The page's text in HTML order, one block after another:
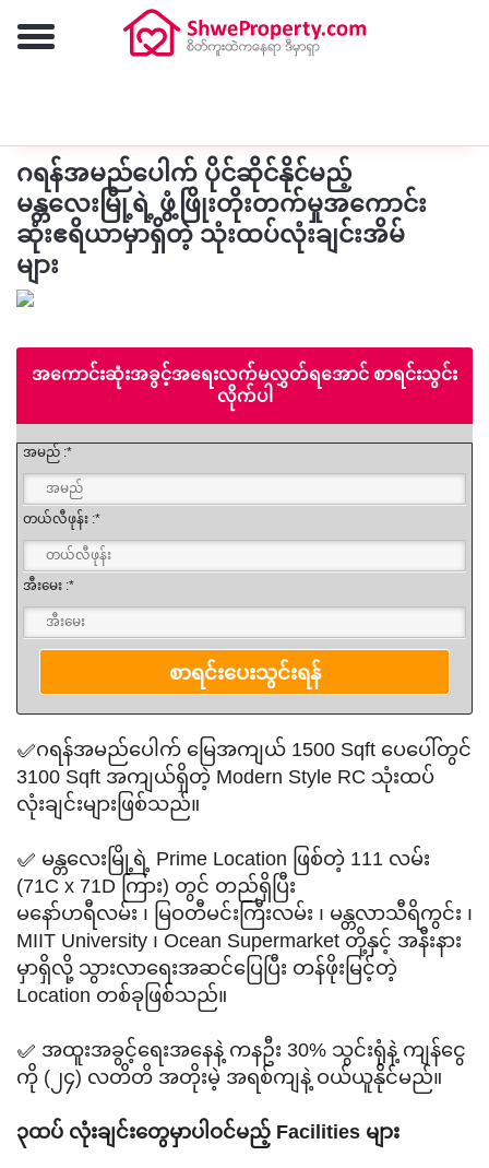
ဂရန်အမည်ပေါက် ပိုင်ဆိုင်နိုင်မည့်
မန္တလေးမြို့ရဲ့ ဖွံ့ဖြိုးတိုးတက်မှုအကောင်း
ဆုံးဧရိယာမှာရှိတဲ့ သုံးထပ်လုံးချင်းအိမ်
များ
အကောင်းဆုံးအခွင့်အရေးလက်မလွှတ်ရအောင် စာရင်းသွင်း
လိုက်ပါ
အမည် :*
တယ်လီဖုန်း :*
အီးမေး :*
✅ဂရန်အမည်ပေါက် မြေအကျယ် 1500 Sqft ပေပေါ်တွင်
3100 Sqft အကျယ်ရှိတဲ့ Modern Style RC သုံးထပ်
လုံးချင်းများဖြစ်သည်။
✅ မန္တလေးမြို့ရဲ့ Prime Location ဖြစ်တဲ့ 111 လမ်း
(71C x 71D ကြား) တွင် တည်ရှိပြီး
မနော်ဟရီလမ်း ၊ မြဝတီမင်းကြီးလမ်း ၊ မန္တလာသီရိကွင်း ၊
MIIT University ၊ Ocean Supermarket တို့နှင့် အနီးနား
မှာရှိလို့ သွားလာရေးအဆင်ပြေပြီး တန်ဖိုးမြင့်တဲ့
Location တစ်ခုဖြစ်သည်။
✅ အထူးအခွင့်ရေးအနေနဲ့ ကနဦး 30% သွင်းရုံနဲ့ ကျန်ငွေ
ကို (၂၄) လတိတိ အတိုးမဲ့ အရစ်ကျနဲ့ ဝယ်ယူနိုင်မည်။
၃ထပ် လုံးချင်းတွေမှာပါဝင်မည့် Facilities များ